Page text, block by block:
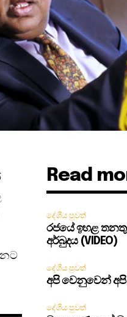
Read
දේශීය පුවත්
රජයේ ඉහළ
අර්බුදය (VIDEO)
දේශීය පුවත්
අපි වෙනුවෙන් අපි
දේශීය පුවත්